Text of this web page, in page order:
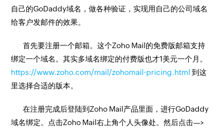
自己的GoDaddy域名，做各种验证，实现用自己的公司域名
给客户发邮件的效果。
首先要注册一个邮箱。这个Zoho Mail的免费版邮箱支持
绑定一个域名。其实多域名绑定的付费版也才1美元一个月。
https://www.zoho.com/mail/zohomail-pricing.html 到这
里选择合适的版本。
在注册完成后登陆到Zoho Mail产品里面，进行GoDaddy
域名绑定。点击Zoho Mail右上角个人头像处。然后点击—>